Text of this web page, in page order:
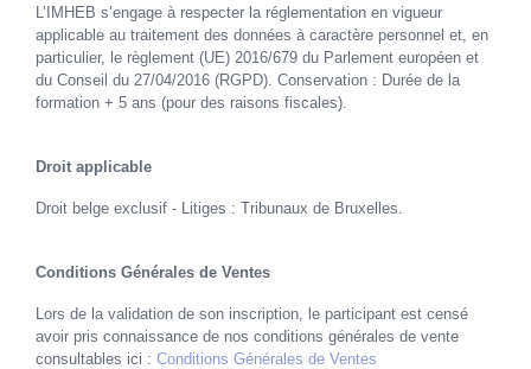
L’IMHEB s’engage à respecter la réglementation en vigueur
applicable au traitement des données à caractère personnel et, en
particulier, le règlement (UE) 2016/679 du Parlement européen et
du Conseil du 27/04/2016 (RGPD). Conservation : Durée de la
formation + 5 ans (pour des raisons fiscales).
Droit applicable
Droit belge exclusif - Litiges : Tribunaux de Bruxelles.
Conditions Générales de Ventes
Lors de la validation de son inscription, le participant est censé
avoir pris connaissance de nos conditions générales de vente
consultables ici : Conditions Générales de Ventes